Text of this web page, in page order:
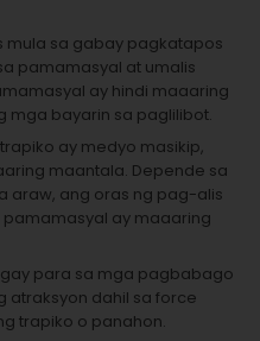
mula sa gabay pagkatapos
pamamasyal at umalis
ay hindi maaaring
mga bayarin sa paglilibot.
ay medyo masikip,
maantala. Depende sa
araw, ang oras ng pag-alis
ay maaaring
para sa mga pagbabago
atraksyon dahil sa force
trapiko o panahon.